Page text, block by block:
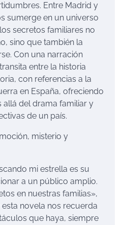
Entre Madrid y
sumerge en un universo
secretos familiares no
sino que también la
Con una narración
entre la historia
con referencias a la
en España, ofreciendo
allá del drama familiar y
de un país.
misterio y
mi estrella es su
a un público amplio.
en nuestras familias»,
novela nos recuerda
que haya, siempre